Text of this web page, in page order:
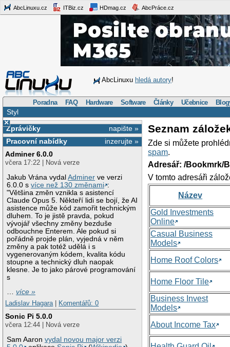
AbcLinuxu.cz ITBiz.cz HDmag.cz AbcPráce.cz
AbcLinuxu hledá autory!
Poradna FAQ Hardware Software Články Učebnice
Styl
×
napište »
Zprávičky
inzerujte »
Pracovní nabídky
Adminer 6.0.0
včera 17:22 | Nová verze
Jakub Vrána vydalAdminer ve verzi
6.0.0 svíce než 130 změnami :
"Většina změn vznikla s asistencí
Claude Opus 5. Někteří lidi se bojí, že AI
asistence může kód zamořit technickým
dluhem. To je jistě pravda, pokud
vývojář všechny změny bezduše
odbouchne Enterem. Ale pokud si
pořádně projde plán, vyjedná v něm
změny a pak totéž udělá i s
vygenerovaným kódem, kvalita kódu
stoupne a technický dluh naopak
klesne. Je to jako párové programování
s
…více »
Ladislav Hagara
Komentářů: 0
Sonic Pi 5.0.0
včera 12:44 | Nová verze
Sam Aaronvydal novou major verzi
Seznam
Zde si můžete
spam.
Adresář: /Bookmrk/
V tomto adresáři
Název
Gold Investments
Online
Casual Business
Models
Home Roof Colors
Home Floor Tile
Business Invest
Models
About Income Tax